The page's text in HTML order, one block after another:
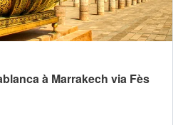
à Marrakech via Fès